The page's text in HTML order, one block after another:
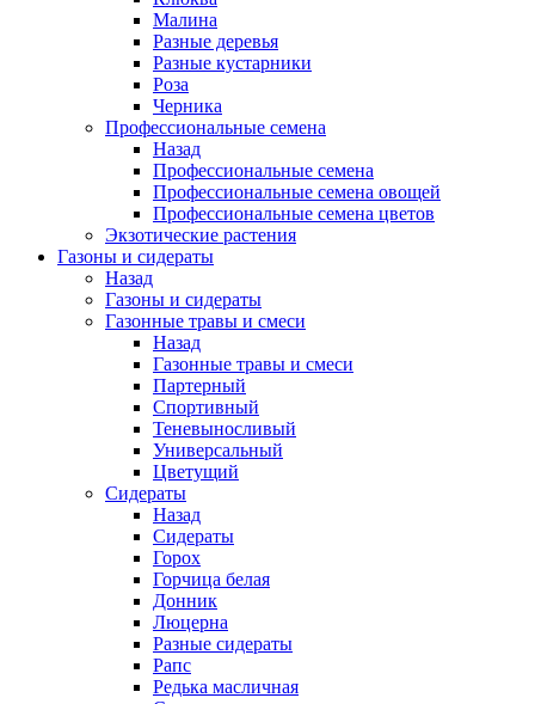
Малина
Разные деревья
Разные кустарники
Роза
Черника
Профессиональные семена
Назад
Профессиональные семена
Профессиональные семена овощей
Профессиональные семена цветов
Экзотические растения
Газоны и сидераты
Назад
Газоны и сидераты
Газонные травы и смеси
Назад
Газонные травы и смеси
Партерный
Спортивный
Теневыносливый
Универсальный
Цветущий
Сидераты
Назад
Сидераты
Горох
Горчица белая
Донник
Люцерна
Разные сидераты
Рапс
Редька масличная